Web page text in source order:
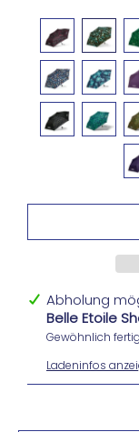
Abholung
Belle Etoile
Gewöhnlich
Ladeninfos